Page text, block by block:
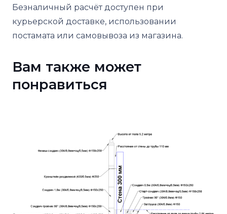
Безналичный расчёт доступен при
курьерской доставке, использовании
постамата или самовывоза из магазина.
Вам также может
понравиться